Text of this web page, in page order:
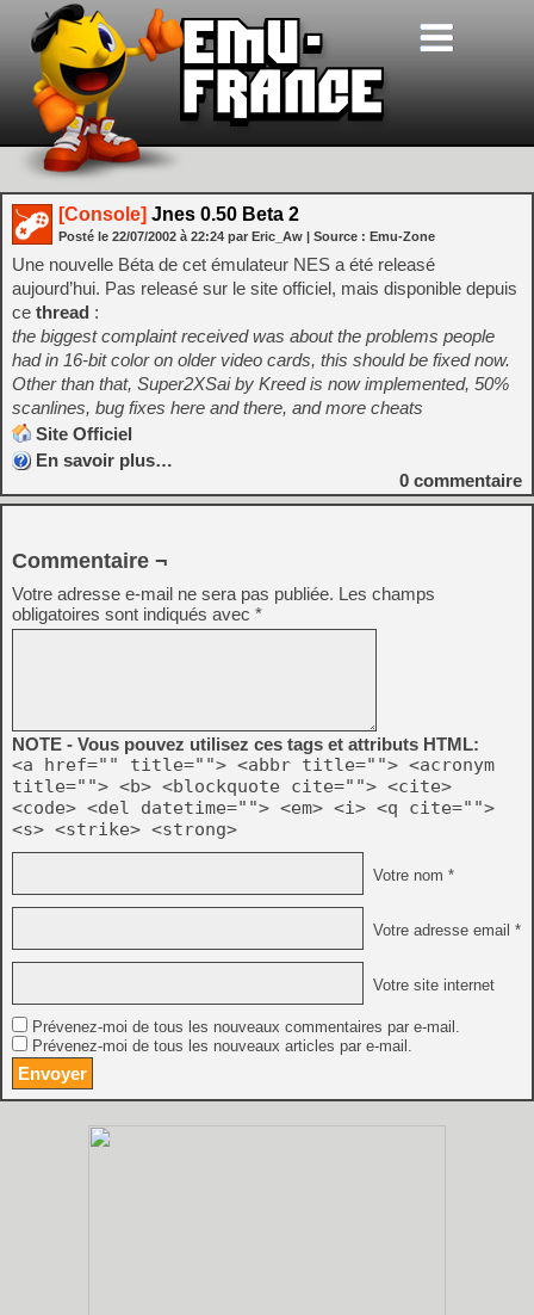
[Console] Jnes 0.50 Beta 2
Posté le 22/07/2002 à 22:24 par Eric_Aw | Source : Emu-Zone
Une nouvelle Béta de cet émulateur NES a été releasé
aujourd’hui. Pas releasé sur le site officiel, mais disponible depuis
ce thread :
the biggest complaint received was about the problems people
had in 16-bit color on older video cards, this should be fixed now.
Other than that, Super2XSai by Kreed is now implemented, 50%
scanlines, bug fixes here and there, and more cheats
Site Officiel
En savoir plus…
0 commentaire
Commentaire ¬
Votre adresse e-mail ne sera pas publiée. Les champs
obligatoires sont indiqués avec *
NOTE - Vous pouvez utilisez ces tags et attributs HTML:
<a href="" title=""> <abbr title=""> <acronym
title=""> <b> <blockquote cite=""> <cite>
<code> <del datetime=""> <em> <i> <q cite="">
<s> <strike> <strong>
Votre nom *
Votre adresse email *
Votre site internet
Prévenez-moi de tous les nouveaux commentaires par e-mail.
Prévenez-moi de tous les nouveaux articles par e-mail.